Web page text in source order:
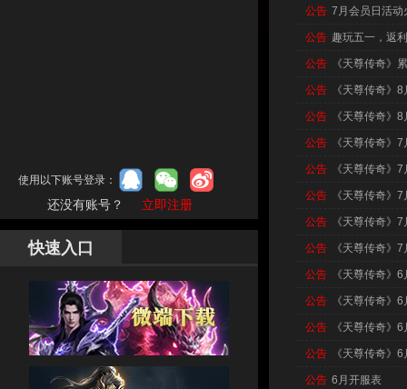
使用以下账号登录：
还没有账号？ 立即注册
快速入口
公告 7月会员日活动
公告 趣玩五一，返
公告 《天尊传奇》
公告 《天尊传奇》
公告 《天尊传奇》
公告 《天尊传奇》
公告 《天尊传奇》
公告 《天尊传奇》
公告 《天尊传奇》
公告 《天尊传奇》
公告 《天尊传奇》
公告 《天尊传奇》
公告 《天尊传奇》
公告 《天尊传奇》
公告 6月开服表